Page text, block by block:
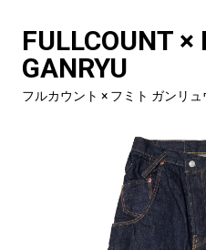
FULLCOUNT ×
GANRYU
フルカウント × フミト ガンリ